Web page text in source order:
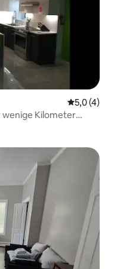
5,0 (4)
Kilometer